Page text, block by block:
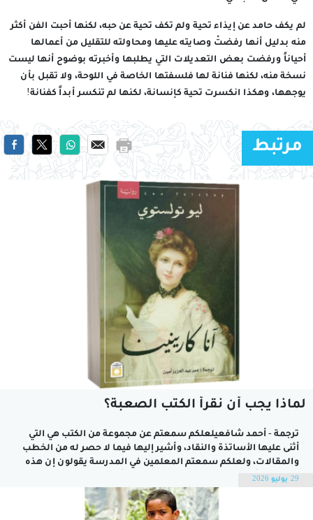
لم يكف حامد عن إيذاء تحية ولم تكف تحية عن حبه، لكنها أحبت الفن أكثر
منه بدليل أنها رفضتْ وصايته عليها ومحاولته للتقليل من أعمالها
أحياناً ورفضت بعض التعديلات التي يطلبها وأخبرته بوضوح أنها ليست
نسخة منه، لكنها فنانة لها فلسفتها الخاصة في اللوحة، ولا تقبل بأن
يوجهها، وهكذا انكسرت تحية كإنسانة، لكنها لم تنكسر أبداً كفنانة!
مرتبط
لماذا يجب أن نقرأ الكتب الصعبة؟
ترجمة - أحمد شافعيلعلكم سمعتم عن مجموعة من الكتب هي التي
أثنى عليها الأساتذة والنقاد، وأشير إليها فيما لا حصر له من الخطب
والمقالات، ولعلكم سمعتم المعلمين في المدرسة يقولون إن هذه
الكتب من أعظم الأعمال الأدبية في العالم.أتحدث هنا عن نصوص من
قبيل (موبي ديك) لملفيل، و(الكبرياء والهوى) لأوستن...
29 يوليو 2026